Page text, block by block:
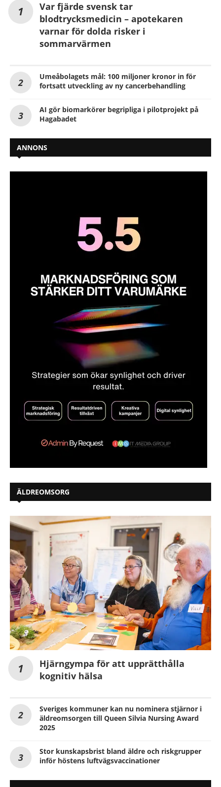
Var fjärde svensk tar
blodtrycksmedicin – apotekaren
varnar för dolda risker i
sommarvärmen
Umeåbolagets mål: 100 miljoner kronor in för
fortsatt utveckling av ny cancerbehandling
AI gör biomarkörer begripliga i pilotprojekt på
Hagabadet
ANNONS
ÄLDREOMSORG
Hjärngympa för att upprätthålla
kognitiv hälsa
Sveriges kommuner kan nu nominera stjärnor i
äldreomsorgen till Queen Silvia Nursing Award
2025
Stor kunskapsbrist bland äldre och riskgrupper
inför höstens luftvägsvaccinationer